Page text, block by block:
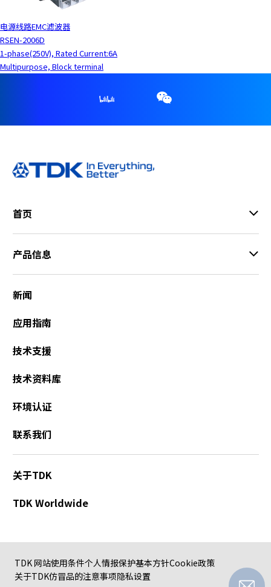
电源线路EMC滤波器
RSEN-2006D
1-phase(250V), Rated Current:6A
Multipurpose, Block terminal
首页
产品信息
新闻
应用指南
技术支援
技术资料库
环境认证
联系我们
关于TDK
TDK Worldwide
TDK 网站使用条件个人情报保护基本方针Cookie政策
关于TDK仿冒品的注意事项隐私设置